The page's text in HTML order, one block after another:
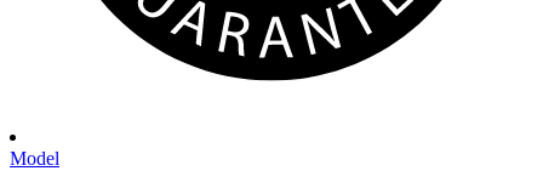
Model